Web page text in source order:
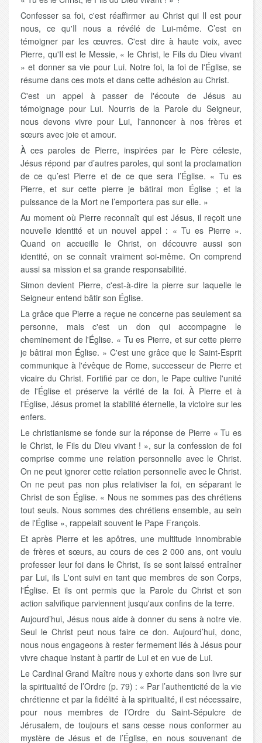
Confesser sa foi, c'est réaffirmer au Christ qui Il est pour
nous, ce qu'Il nous a révélé de Lui-même. C’est en
témoigner par les œuvres. C'est dire à haute voix, avec
Pierre, qu'Il est le Messie, « le Christ, le Fils du Dieu vivant
» et donner sa vie pour Lui. Notre foi, la foi de l'Église, se
résume dans ces mots et dans cette adhésion au Christ.
C'est un appel à passer de l'écoute de Jésus au
témoignage pour Lui. Nourris de la Parole du Seigneur,
nous devons vivre pour Lui, l'annoncer à nos frères et
sœurs avec joie et amour.
À ces paroles de Pierre, inspirées par le Père céleste,
Jésus répond par d’autres paroles, qui sont la proclamation
de ce qu’est Pierre et de ce que sera l’Église. « Tu es
Pierre, et sur cette pierre je bâtirai mon Église ; et la
puissance de la Mort ne l’emportera pas sur elle. »
Au moment où Pierre reconnaît qui est Jésus, il reçoit une
nouvelle identité et un nouvel appel : « Tu es Pierre ».
Quand on accueille le Christ, on découvre aussi son
identité, on se connaît vraiment soi-même. On comprend
aussi sa mission et sa grande responsabilité.
Simon devient Pierre, c'est-à-dire la pierre sur laquelle le
Seigneur entend bâtir son Église.
La grâce que Pierre a reçue ne concerne pas seulement sa
personne, mais c'est un don qui accompagne le
cheminement de l'Église. « Tu es Pierre, et sur cette pierre
je bâtirai mon Église. » C'est une grâce que le Saint-Esprit
communique à l'évêque de Rome, successeur de Pierre et
vicaire du Christ. Fortifié par ce don, le Pape cultive l'unité
de l'Église et préserve la vérité de la foi. À Pierre et à
l'Église, Jésus promet la stabilité éternelle, la victoire sur les
enfers.
Le christianisme se fonde sur la réponse de Pierre « Tu es
le Christ, le Fils du Dieu vivant ! », sur la confession de foi
comprise comme une relation personnelle avec le Christ.
On ne peut ignorer cette relation personnelle avec le Christ.
On ne peut pas non plus relativiser la foi, en séparant le
Christ de son Église. « Nous ne sommes pas des chrétiens
tout seuls. Nous sommes des chrétiens ensemble, au sein
de l'Église », rappelait souvent le Pape François.
Et après Pierre et les apôtres, une multitude innombrable
de frères et sœurs, au cours de ces 2 000 ans, ont voulu
professer leur foi dans le Christ, ils se sont laissé entraîner
par Lui, ils L'ont suivi en tant que membres de son Corps,
l'Église. Et ils ont permis que la Parole du Christ et son
action salvifique parviennent jusqu'aux confins de la terre.
Aujourd’hui, Jésus nous aide à donner du sens à notre vie.
Seul le Christ peut nous faire ce don. Aujourd’hui, donc,
nous nous engageons à rester fermement liés à Jésus pour
vivre chaque instant à partir de Lui et en vue de Lui.
Le Cardinal Grand Maître nous y exhorte dans son livre sur
la spiritualité de l’Ordre (p. 79) : « Par l’authenticité de la vie
chrétienne et par la fidélité à la spiritualité, il est nécessaire,
pour nous membres de l’Ordre du Saint-Sépulcre de
Jérusalem, de toujours et sans cesse nous conformer au
mystère de Jésus et de l’Église, en nous souvenant de